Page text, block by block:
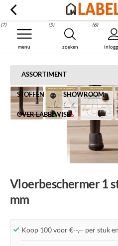
zoeken
(5) (6)
menu
(7)
Menu
ASSORTIMENT
STOFFEN SHOWROOM
OVER LABELWISE
Home Vloerbeschermer 1
Vloerbeschermer 1
mm
Koop 100 voor €--,-- per stuk